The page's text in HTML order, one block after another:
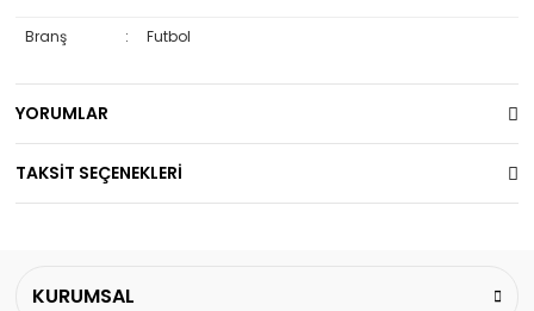
Branş : Futbol
YORUMLAR
TAKSİT SEÇENEKLERİ
KURUMSAL